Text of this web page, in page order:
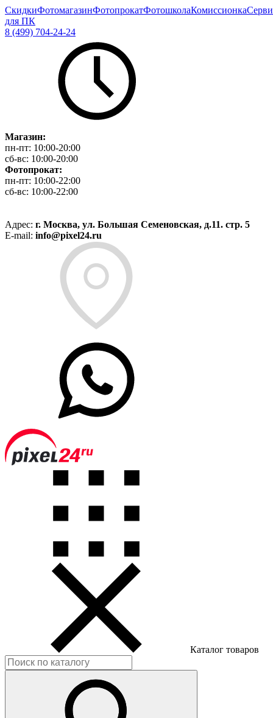
СкидкиФотомагазинФотопрокатФотошколаКомиссионка
для ПК
8 (499) 704-24-24
Магазин:
пн-пт: 10:00-20:00
сб-вс: 10:00-20:00
Фотопрокат:
пн-пт: 10:00-22:00
сб-вс: 10:00-22:00
Адрес: г. Москва, ул. Большая Семеновская, д.11. стр. 5
E-mail: info@pixel24.ru
Каталог товаров